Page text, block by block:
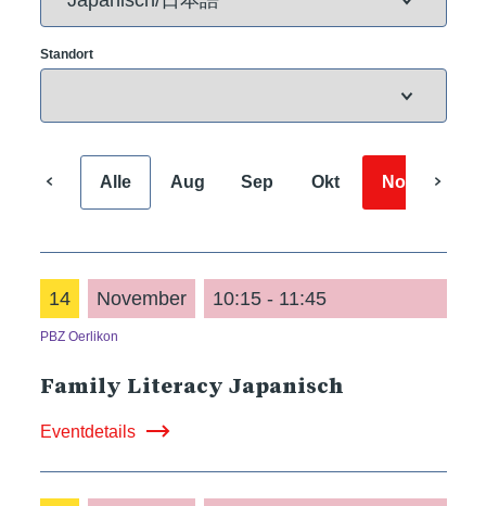
Standort
Alle Aug Sep Okt Nov
14 November 10:15 - 11:45
PBZ Oerlikon
Family Literacy Japanisch
Eventdetails